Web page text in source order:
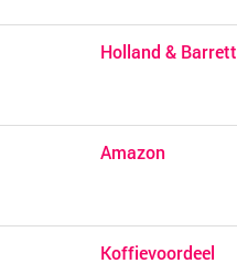
Holland & Barrett
Amazon
Koffievoordeel